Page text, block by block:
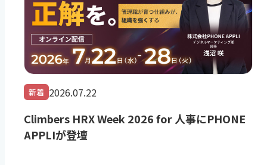
新着 2026.07.22
Climbers HRX Week 2026 for 人事にPHONE
APPLIが登壇